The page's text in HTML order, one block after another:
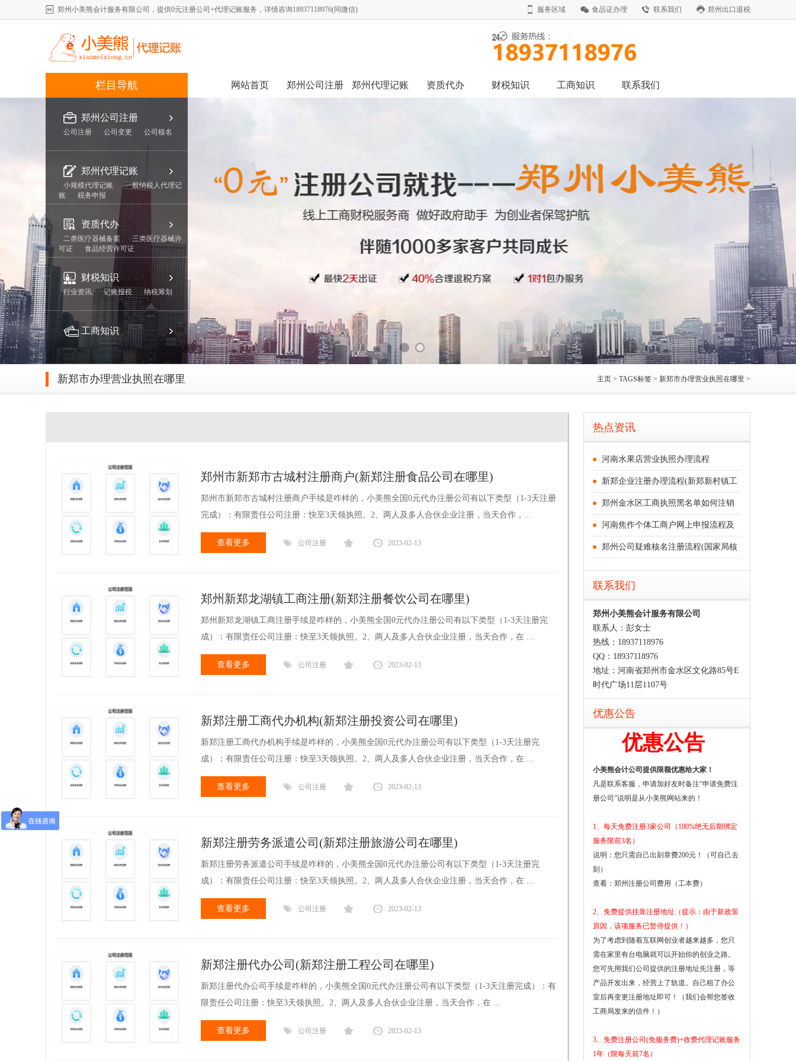
郑州小美熊会计服务有限公司，提供0元注册公司+代理记账服务，详情咨询18937118976(同微信) 服务区域 食品证办理 联系我们 郑州出口退税
栏目导航 网站首页 郑州公司注册 郑州代理记账 资质代办 财税知识 工商知识 联系我们
郑州公司注册
公司注册 公司变更 公司核名
郑州代理记账
小规模代理记账
一般纳税人代理记
账
税务申报
资质代办
二类医疗器械备案
三类医疗器械许
可证
食品经营许可证
财税知识
行业资讯 记账报税 纳税筹划
工商知识
新郑市办理营业执照在哪里 主页 > TAGS标签 > 新郑市办理营业执照在哪里 >
郑州市新郑市古城村注册商户(新郑注册食品公司在哪里)
郑州市新郑市古城村注册商户手续是咋样的，小美熊全国0元代办注册公司有以下类型（1-3天注册
完成）：有限责任公司注册：快至3天领执照。2、两人及多人合伙企业注册，当天合作，...
查看更多 公司注册 2023-02-13
郑州新郑龙湖镇工商注册(新郑注册餐饮公司在哪里)
郑州新郑龙湖镇工商注册手续是咋样的，小美熊全国0元代办注册公司有以下类型（1-3天注册完
成）：有限责任公司注册：快至3天领执照。2、两人及多人合伙企业注册，当天合作，在 ...
查看更多 公司注册 2023-02-13
新郑注册工商代办机构(新郑注册投资公司在哪里)
新郑注册工商代办机构手续是咋样的，小美熊全国0元代办注册公司有以下类型（1-3天注册完
成）：有限责任公司注册：快至3天领执照。2、两人及多人合伙企业注册，当天合作，在 ...
查看更多 公司注册 2023-02-13
新郑注册劳务派遣公司(新郑注册旅游公司在哪里)
新郑注册劳务派遣公司手续是咋样的，小美熊全国0元代办注册公司有以下类型（1-3天注册完
成）：有限责任公司注册：快至3天领执照。2、两人及多人合伙企业注册，当天合作，在 ...
查看更多 公司注册 2023-02-13
新郑注册代办公司(新郑注册工程公司在哪里)
新郑注册代办公司手续是咋样的，小美熊全国0元代办注册公司有以下类型（1-3天注册完成）：有
限责任公司注册：快至3天领执照。2、两人及多人合伙企业注册，当天合作，在 ...
查看更多 公司注册 2023-02-13
热点资讯
河南水果店营业执照办理流程
新郑企业注册办理流程(新郑新村镇工
郑州金水区工商执照黑名单如何注销
河南焦作个体工商户网上申报流程及
郑州公司疑难核名注册流程(国家局核
联系我们
郑州小美熊会计服务有限公司
联系人：彭女士
热线：18937118976
QQ：18937118976
地址：河南省郑州市金水区文化路85号E
时代广场11层1107号
优惠公告
优惠公告
小美熊会计公司提供限额优惠给大家！
凡是联系客服，申请加好友时备注“申请免费注
册公司”说明是从小美熊网站来的！
1、每天免费注册3家公司（100%绝无后期绑定
服务限前3名）
说明：您只需自己出刻章费200元！（可自己去
刻）
查看： 郑州注册公司费用（工本费）
2、免费提供挂靠注册地址（提示：由于新政策
原因，该项服务已暂停提供！）
为了考虑到随着互联网创业者越来越多，您只
需在家里有台电脑就可以开始你的创业之路。
您可先用我们公司提供的注册地址先注册，等
产品开发出来，经营上了轨道。自己租了办公
室后再变更注册地址即可！（我们会帮您签收
工商局发来的信件！）
3、免费注册公司(免服务费)+收费代理记账服务
1年（限每天前7名）